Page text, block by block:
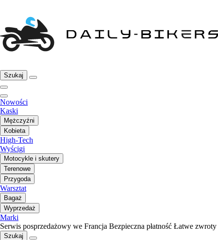
Szukaj
Nowości
Kaski
Mężczyźni
Kobieta
High-Tech
Wyścigi
Motocykle i skutery
Terenowe
Przygoda
Warsztat
Bagaż
Wyprzedaż
Marki
Serwis posprzedażowy we Francja Bezpieczna płatność Łatwe zwroty
Szukaj